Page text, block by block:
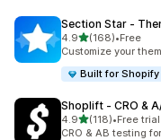
Section Star ‑
4.9별 5개 중
(168)
총 리뷰 168개
•Free
Customize your
Built for Shopify
Shoplift ‑ CRO &
4.9별 5개 중
(118)
총 리뷰 118개
•Free
CRO & AB testing